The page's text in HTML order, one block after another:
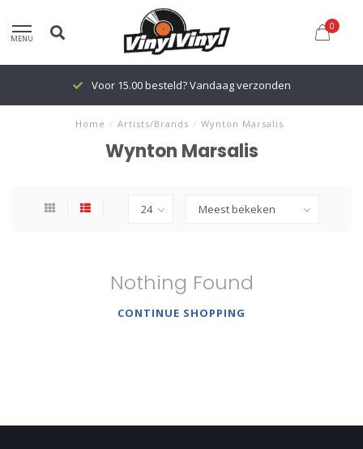
MENU
0
Voor 15.00 besteld? Vandaag verzonden
Home / Artists/Brands / Wynton Marsalis
Wynton Marsalis
Nothing Found
CONTINUE SHOPPING